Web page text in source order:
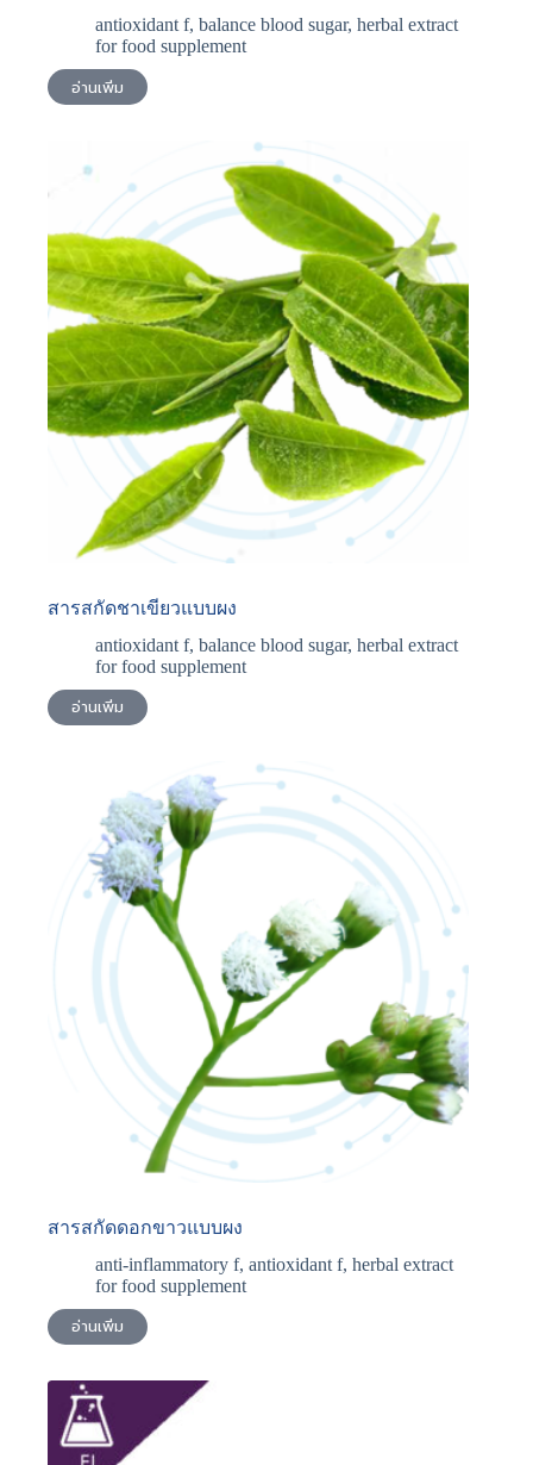
antioxidant f, balance blood sugar, herbal extract
for food supplement
อ่านเพิ่ม
สารสกัดชาเขียวแบบผง
antioxidant f, balance blood sugar, herbal extract
for food supplement
อ่านเพิ่ม
สารสกัดดอกขาวแบบผง
anti-inflammatory f, antioxidant f, herbal extract
for food supplement
อ่านเพิ่ม